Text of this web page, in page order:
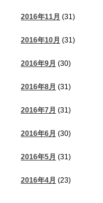
2016年11月 (31)
2016年10月 (31)
2016年9月 (30)
2016年8月 (31)
2016年7月 (31)
2016年6月 (30)
2016年5月 (31)
2016年4月 (23)